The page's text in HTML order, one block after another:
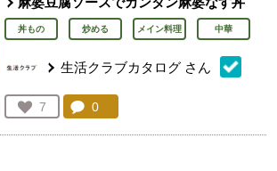
丼もの 炒める メイン料理 中華
生活クラブカタログ さん
お気に入り登録：
7
人が登録
コメント：
0